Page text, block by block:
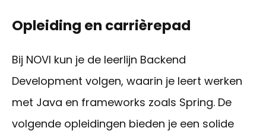
Opleiding en carrièrepad
Bij NOVI kun je de leerlijn Backend
Development volgen, waarin je leert werken
met Java en frameworks zoals Spring. De
volgende opleidingen bieden je een solide